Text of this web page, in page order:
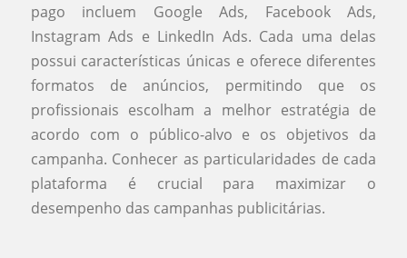
pago incluem Google Ads, Facebook Ads,
Instagram Ads e LinkedIn Ads. Cada uma delas
possui características únicas e oferece diferentes
formatos de anúncios, permitindo que os
profissionais escolham a melhor estratégia de
acordo com o público-alvo e os objetivos da
campanha. Conhecer as particularidades de cada
plataforma é crucial para maximizar o
desempenho das campanhas publicitárias.